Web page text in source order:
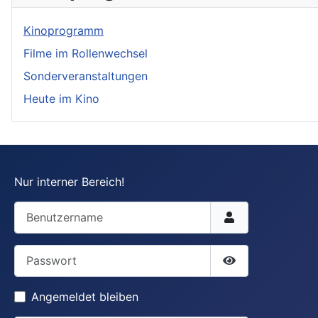
Kinoprogramm
Filme im Rollenwechsel
Sonderveranstaltungen
Heute im Kino
Nur interner Bereich!
Benutzername
Passwort
Passwort
Angemeldet bleiben